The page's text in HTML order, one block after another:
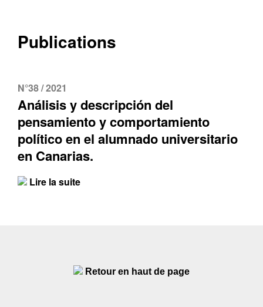
Publications
N°38 / 2021
Análisis y descripción del
pensamiento y comportamiento
político en el alumnado universitario
en Canarias.
Lire la suite
Retour en haut de page